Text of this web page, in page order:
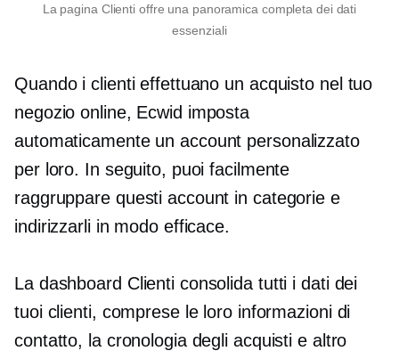
La pagina Clienti offre una panoramica completa dei dati
essenziali
Quando i clienti effettuano un acquisto nel tuo
negozio online, Ecwid imposta
automaticamente un account personalizzato
per loro. In seguito, puoi facilmente
raggruppare questi account in categorie e
indirizzarli in modo efficace.
La dashboard Clienti consolida tutti i dati dei
tuoi clienti, comprese le loro informazioni di
contatto, la cronologia degli acquisti e altro